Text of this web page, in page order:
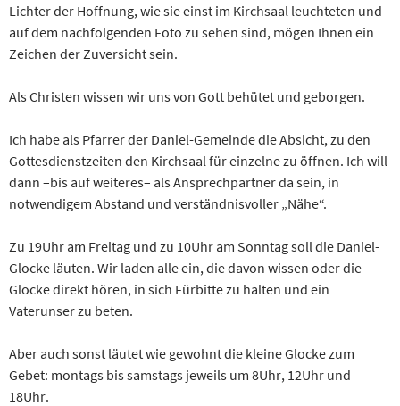
Lichter der Hoffnung, wie sie einst im Kirchsaal leuchteten und
auf dem nachfolgenden Foto zu sehen sind, mögen Ihnen ein
Zeichen der Zuversicht sein.
Als Christen wissen wir uns von Gott behütet und geborgen.
Ich habe als Pfarrer der Daniel-Gemeinde die Absicht, zu den
Gottesdienstzeiten den Kirchsaal für einzelne zu öffnen. Ich will
dann –bis auf weiteres– als Ansprechpartner da sein, in
notwendigem Abstand und verständnisvoller „Nähe“.
Zu 19Uhr am Freitag und zu 10Uhr am Sonntag soll die Daniel-
Glocke läuten. Wir laden alle ein, die davon wissen oder die
Glocke direkt hören, in sich Fürbitte zu halten und ein
Vaterunser zu beten.
Aber auch sonst läutet wie gewohnt die kleine Glocke zum
Gebet: montags bis samstags jeweils um 8Uhr, 12Uhr und
18Uhr.